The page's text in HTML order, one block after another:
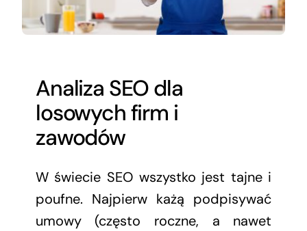
Kontakt
YouTube
LinkedIn
Analiza SEO dla
losowych firm i
zawodów
W świecie SEO wszystko jest tajne i
poufne. Najpierw każą podpisywać
umowy (często roczne, a nawet